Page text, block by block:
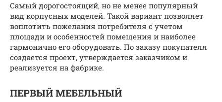
Самый дорогостоящий, но не менее популярный
вид корпусных моделей. Такой вариант позволяет
воплотить пожелания потребителя с учетом
площади и особенностей помещения и наиболее
гармонично его оборудовать. По заказу покупателя
создается проект, утверждается заказчиком и
реализуется на фабрике.
ПЕРВЫЙ МЕБЕЛЬНЫЙ